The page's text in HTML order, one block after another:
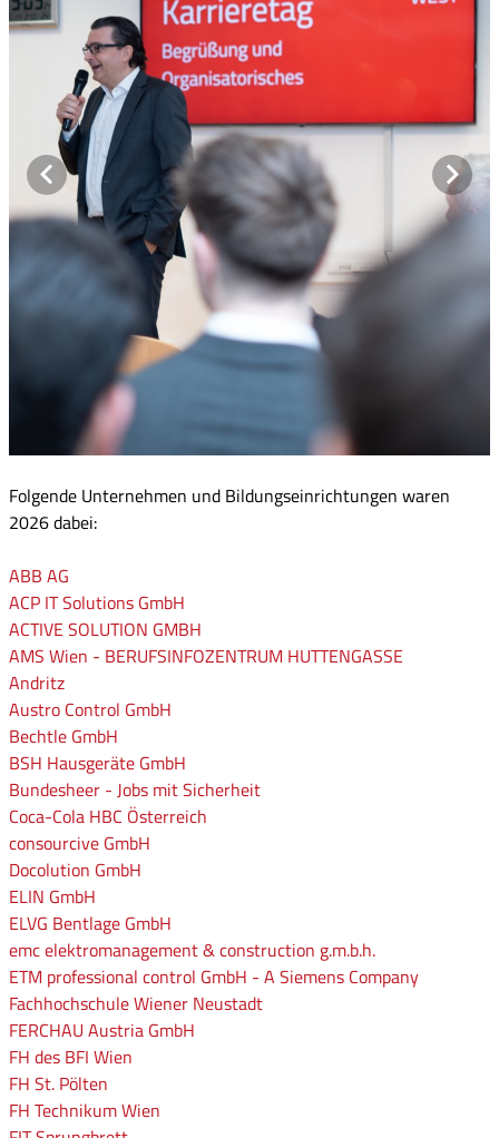
Folgende Unternehmen und Bildungseinrichtungen waren
2026 dabei:
ABB AG
ACP IT Solutions GmbH
ACTIVE SOLUTION GMBH
AMS Wien - BERUFSINFOZENTRUM HUTTENGASSE
Andritz
Austro Control GmbH
Bechtle GmbH
BSH Hausgeräte GmbH
Bundesheer - Jobs mit Sicherheit
Coca-Cola HBC Österreich
consourcive GmbH
Docolution GmbH
ELIN GmbH
ELVG Bentlage GmbH
emc elektromanagement & construction g.m.b.h.
ETM professional control GmbH - A Siemens Company
Fachhochschule Wiener Neustadt
FERCHAU Austria GmbH
FH des BFI Wien
FH St. Pölten
FH Technikum Wien